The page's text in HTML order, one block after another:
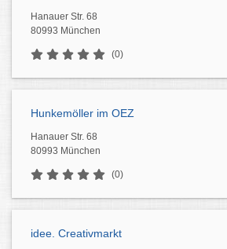
Hanauer Str. 68
80993 München
(0)
Hunkemöller im OEZ
Hanauer Str. 68
80993 München
(0)
idee. Creativmarkt